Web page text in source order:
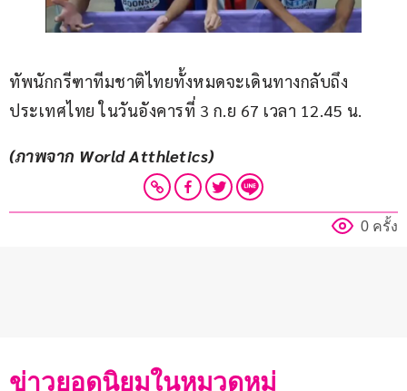
ทัพนักกรีฑาทีมชาติไทยทั้งหมดจะเดินทางกลับถึง
ประเทศไทย ในวันอังคารที่ 3 ก.ย 67 เวลา 12.45 น.
(ภาพจาก World Atthletics)
0 ครั้ง
ข่าวยอดนิยมในหมวดหมู่